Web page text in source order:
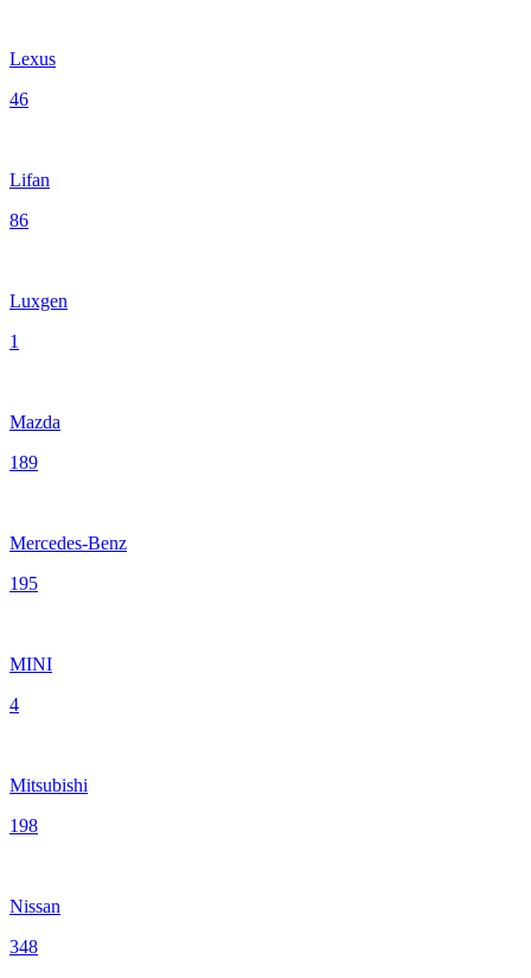
Lexus
46
Lifan
86
Luxgen
1
Mazda
189
Mercedes-Benz
195
MINI
4
Mitsubishi
198
Nissan
348